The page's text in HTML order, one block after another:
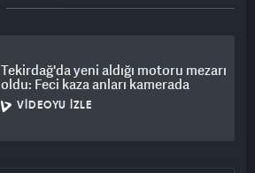
Tekirdağ'da yeni aldığı motoru mezarı
oldu: Feci kaza anları kamerada
VIDEOYU İZLE